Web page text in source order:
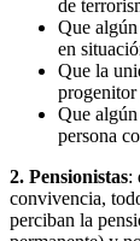
de
Que
en
Que la
progenitor
Que
persona
2. Pensionistas:
convivencia,
perciban la